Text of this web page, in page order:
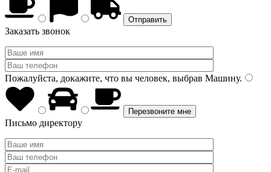
Заказать звонок
Пожалуйста, докажите, что вы человек, выбрав Машину.
Письмо директору